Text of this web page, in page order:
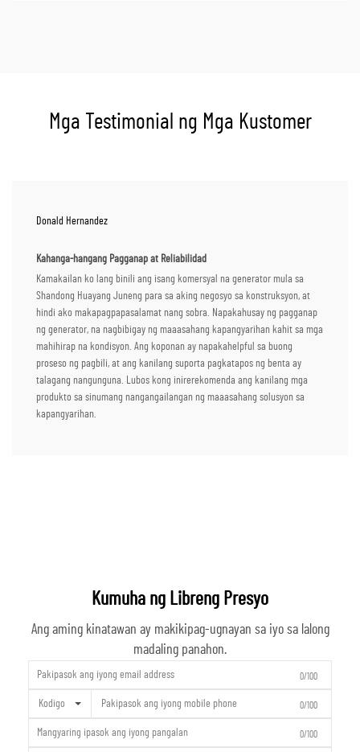
Mga Testimonial ng Mga Kustomer
Donald Hernandez
Kahanga-hangang Pagganap at Reliabilidad
Kamakailan ko lang binili ang isang komersyal na generator mula sa
Shandong Huayang Juneng para sa aking negosyo sa konstruksyon, at
hindi ako makapagpapasalamat nang sobra. Napakahusay ng pagganap
ng generator, na nagbibigay ng maaasahang kapangyarihan kahit sa mga
mahihirap na kondisyon. Ang koponan ay napakahelpful sa buong
proseso ng pagbili, at ang kanilang suporta pagkatapos ng benta ay
talagang nangunguna. Lubos kong inirerekomenda ang kanilang mga
produkto sa sinumang nangangailangan ng maaasahang solusyon sa
kapangyarihan.
Kumuha ng Libreng Presyo
Ang aming kinatawan ay makikipag-ugnayan sa iyo sa lalong
madaling panahon.
0/100
Kodigo 0/100
0/100